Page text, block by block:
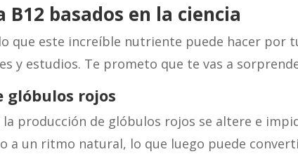
basados en la ciencia
que este increíble nutriente puede hacer por
y estudios. Te prometo que te vas a
glóbulos rojos
producción de glóbulos rojos se altere e
a un ritmo natural, lo que luego puede